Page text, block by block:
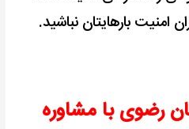
امنیت بارهایتان نباشید.
رضوی با مشاوره